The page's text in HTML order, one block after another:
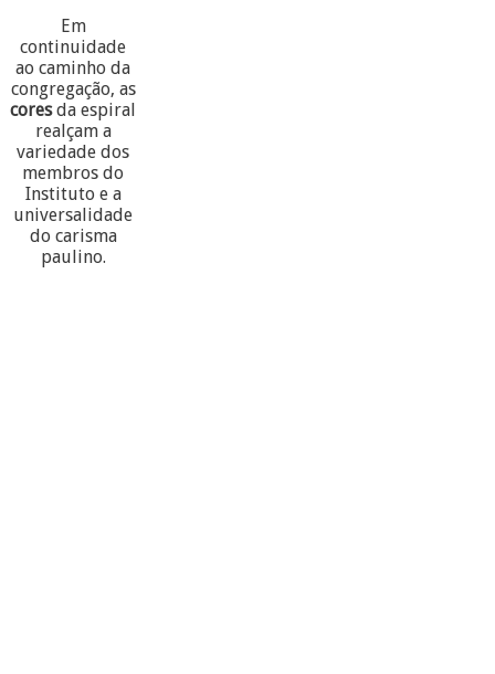
Em
continuidade
ao caminho da
congregação, as
coresda espiral
realçam a
variedade dos
membros do
Instituto e a
universalidade
do carisma
paulino.